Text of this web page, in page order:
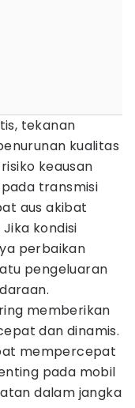
tekanan
kualitas
keausan
transmisi
aus akibat
kondisi
perbaikan
pengeluaran
memberikan
dan dinamis.
mempercepat
pada mobil
dalam jangka